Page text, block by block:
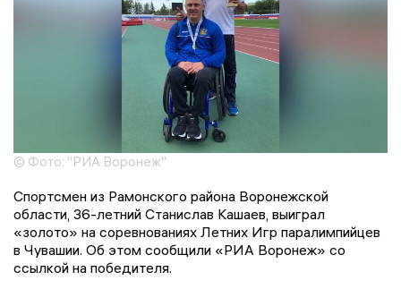
© Фото: "РИА Воронеж"
Спортсмен из Рамонского района Воронежской
области, 36-летний Станислав Кашаев, выиграл
«золото» на соревнованиях Летних Игр паралимпийцев
в Чувашии. Об этом сообщили «РИА Воронеж» со
ссылкой на победителя.